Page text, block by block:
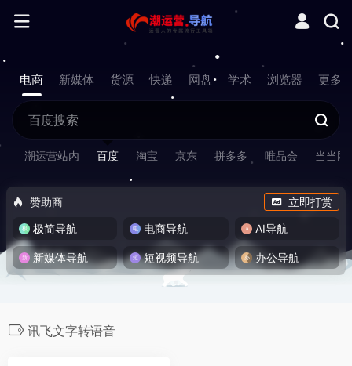
电商 新媒体 货源 快递 网盘 学术 浏览器 更多
潮运营站内 百度 淘宝 京东 拼多多 唯品会 当当网
赞助商
立即打赏
极简导航
电商导航 AI导航
新媒体导航 短视频导航 办公导航
讯飞文字转语音